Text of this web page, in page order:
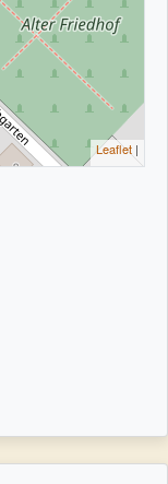
Leaflet |